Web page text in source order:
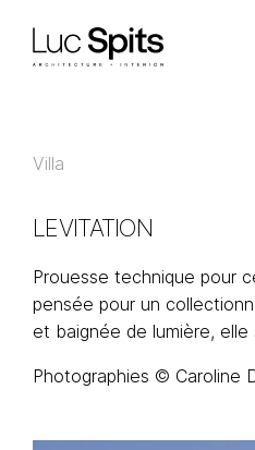
Villa
LEVITATION
Prouesse technique pour
pensée pour un
et baignée de lumière,
Photographies © Caroline